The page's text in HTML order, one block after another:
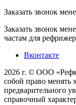
Заказать звонок
Заказать звонок
частам для
Вконтакте
2026 г. © ООО
собой право менять
предварительного
справочный